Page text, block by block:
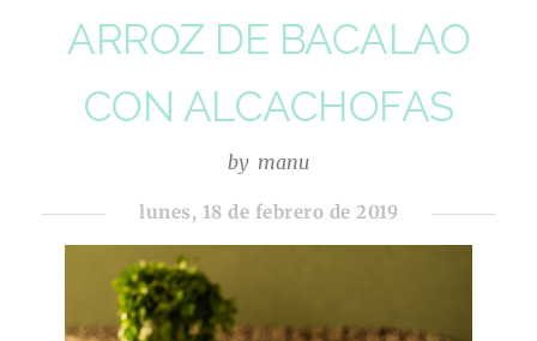
ARROZ DE BACALAO
CON ALCACHOFAS
by manu
lunes, 18 de febrero de 2019